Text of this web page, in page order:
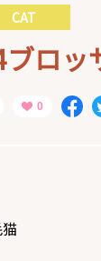
CAT
ロッ